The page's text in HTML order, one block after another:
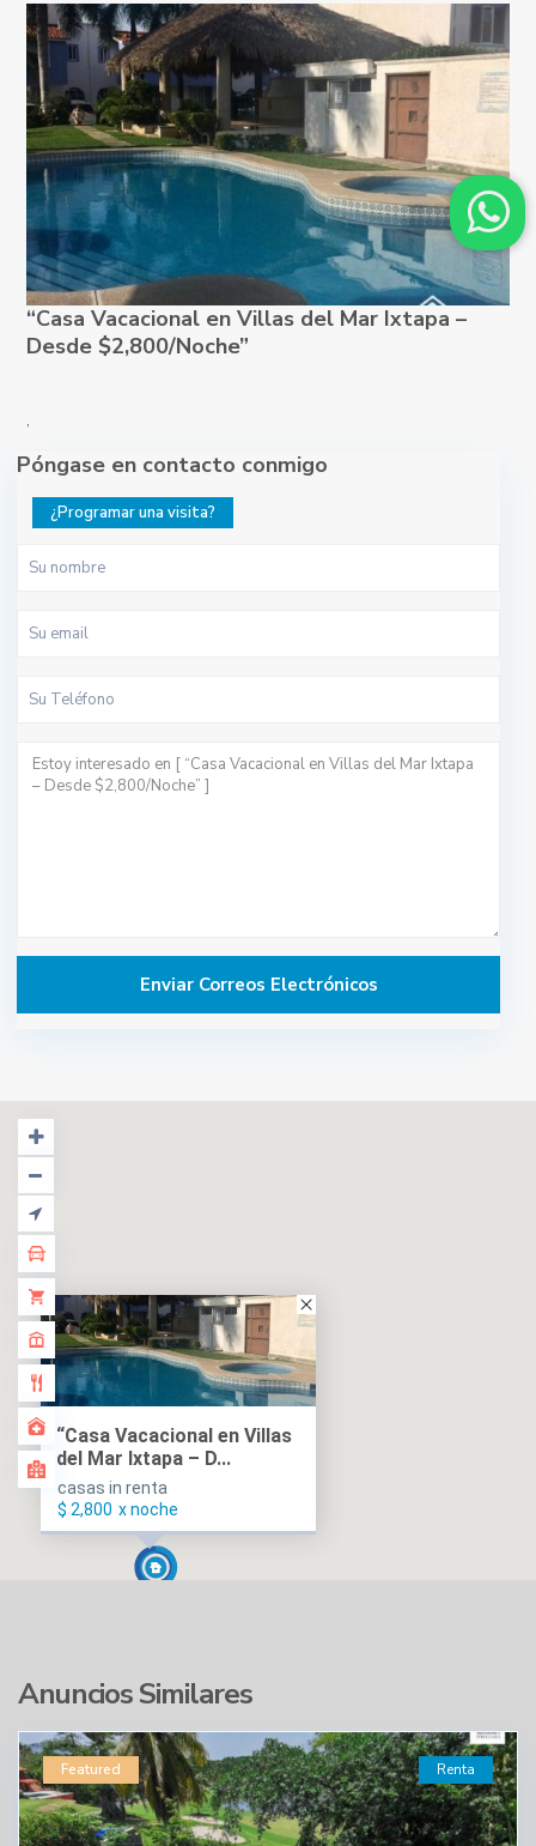
“Casa Vacacional en Villas del Mar Ixtapa –
Desde $2,800/Noche”
,
Póngase en contacto conmigo
¿Programar una visita?
“Casa Vacacional en Villas
del Mar Ixtapa – D...
casas in renta
$ 2,800 x noche
Anuncios Similares
Featured Renta